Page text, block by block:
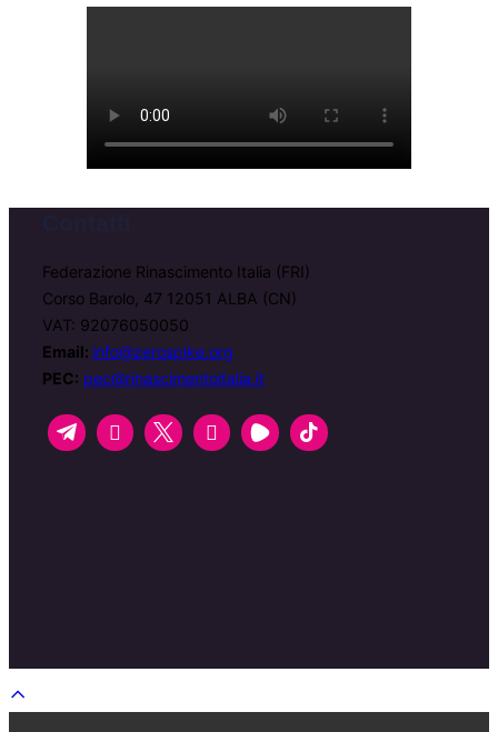
Federazione Rinascimento Italia (FRI)
Corso Barolo, 47 12051 ALBA (CN)
VAT: 92076050050
Email: info@zerospike.org
PEC: pec@rinascimentoitalia.it